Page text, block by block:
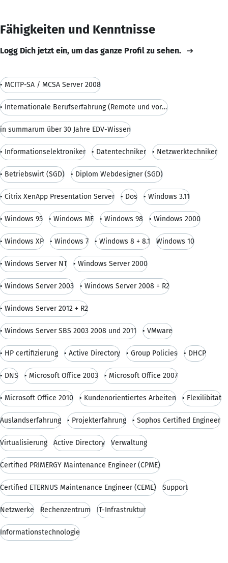
Fähigkeiten und Kenntnisse
Logg Dich jetzt ein, um das ganze Profil zu sehen.
• MCITP-SA / MCSA Server 2008
• Internationale Berufserfahrung (Remote und vor O
in summarum über 30 Jahre EDV-Wissen
• Informationselektroniker • Datentechniker • Netzwerktechniker
• Betriebswirt (SGD) • Diplom Webdesigner (SGD)
• Citrix XenApp Presentation Server • Dos • Windows 3.11
• Windows 95 • Windows ME • Windows 98 • Windows 2000
• Windows XP • Windows 7 • Windows 8 + 8.1 Windows 10
• Windows Server NT • Windows Server 2000
• Windows Server 2003 • Windows Server 2008 + R2
• Windows Server 2012 + R2
• Windows Server SBS 2003 2008 und 2011 • VMware
• HP certifizierung • Active Directory • Group Policies • DHCP
• DNS • Microsoft Office 2003 • Microsoft Office 2007
• Microsoft Office 2010 • Kundenorientiertes Arbeiten • Flexilibität
Auslandserfahrung • Projekterfahrung • Sophos Certified Engineer
Virtualisierung Active Directory Verwaltung
Certified PRIMERGY Maintenance Engineer (CPME)
Certified ETERNUS Maintenance Engineer (CEME) Support
Netzwerke Rechenzentrum IT-Infrastruktur
Informationstechnologie